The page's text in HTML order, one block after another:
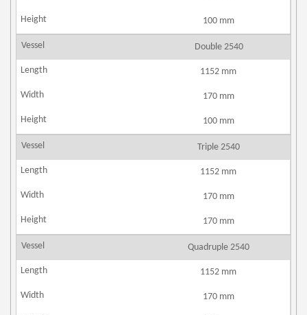
100 mm
Double 2540
1152 mm
170 mm
100 mm
Triple 2540
1152 mm
170 mm
170 mm
Quadruple 2540
1152 mm
170 mm